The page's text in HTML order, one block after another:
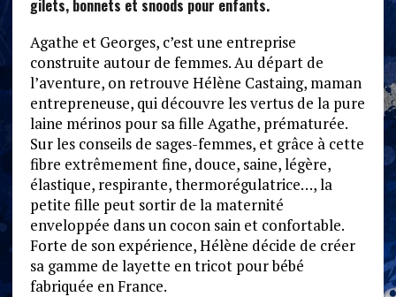
gilets, bonnets et snoods pour enfants.
Agathe et Georges, c’est une entreprise
construite autour de femmes. Au départ de
l’aventure, on retrouve Hélène Castaing, maman
entrepreneuse, qui découvre les vertus de la pure
laine mérinos pour sa fille Agathe, prématurée.
Sur les conseils de sages-femmes, et grâce à cette
fibre extrêmement fine, douce, saine, légère,
élastique, respirante, thermorégulatrice…, la
petite fille peut sortir de la maternité
enveloppée dans un cocon sain et confortable.
Forte de son expérience, Hélène décide de créer
sa gamme de layette en tricot pour bébé
fabriquée en France.